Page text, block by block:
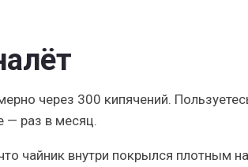
через 300 кипячений.
— раз в месяц.
чайник внутри покрылся плотным